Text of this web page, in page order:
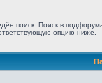
поиск. Поиск в
опцию ниже.